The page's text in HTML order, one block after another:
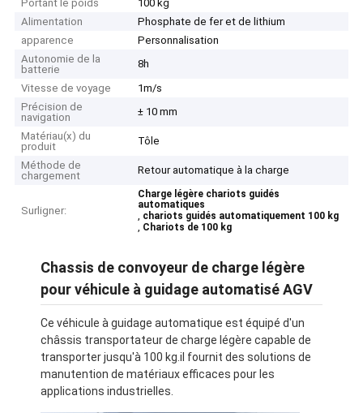
Portant le poids
100 kg
Alimentation
Phosphate de fer et de lithium
apparence
Personnalisation
Autonomie de la
batterie
8h
Vitesse de voyage
1m/s
Précision de
navigation
± 10 mm
Matériau(x) du
produit
Tôle
Méthode de
chargement
Retour automatique à la charge
Surligner:
Charge légère chariots guidés
automatiques
, chariots guidés automatiquement 100 kg
, Chariots de 100 kg
Chassis de convoyeur de charge légère
pour véhicule à guidage automatisé AGV
Ce véhicule à guidage automatique est équipé d'un
châssis transportateur de charge légère capable de
transporter jusqu'à 100 kg.il fournit des solutions de
manutention de matériaux efficaces pour les
applications industrielles.